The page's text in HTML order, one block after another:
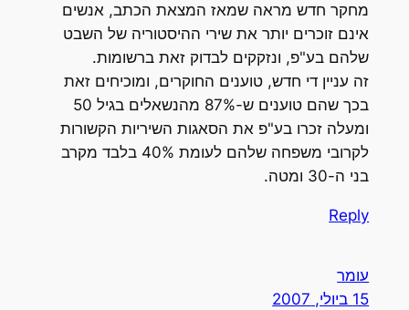
מחקר חדש מראה שמאז המצאת הכתב, אנשים
אינם זוכרים יותר את שירי ההיסטוריה של השבט
שלהם בע"פ, ונזקקים לבדוק זאת ברשומות.
זה עניין די חדש, טוענים החוקרים, ומוכיחים זאת
בכך שהם טוענים ש-87% מהנשאלים בגיל 50
ומעלה זכרו בע"פ את הסאגות השיריות הקשורות
לקרובי משפחה שלהם לעומת 40% בלבד מקרב
בני ה-30 ומטה.
Reply
עומר
15 ביולי, 2007